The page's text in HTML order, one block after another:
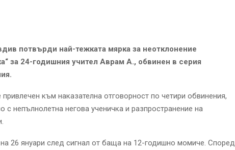
потвърди най-тежката мярка за неотклонение
за 24-годишния учител Аврам А., обвинен в серия
към наказателна отговорност по четири обвинения,
с непълнолетна негова ученичка и разпространение на
26 януари след сигнал от баща на 12-годишно момиче. Според